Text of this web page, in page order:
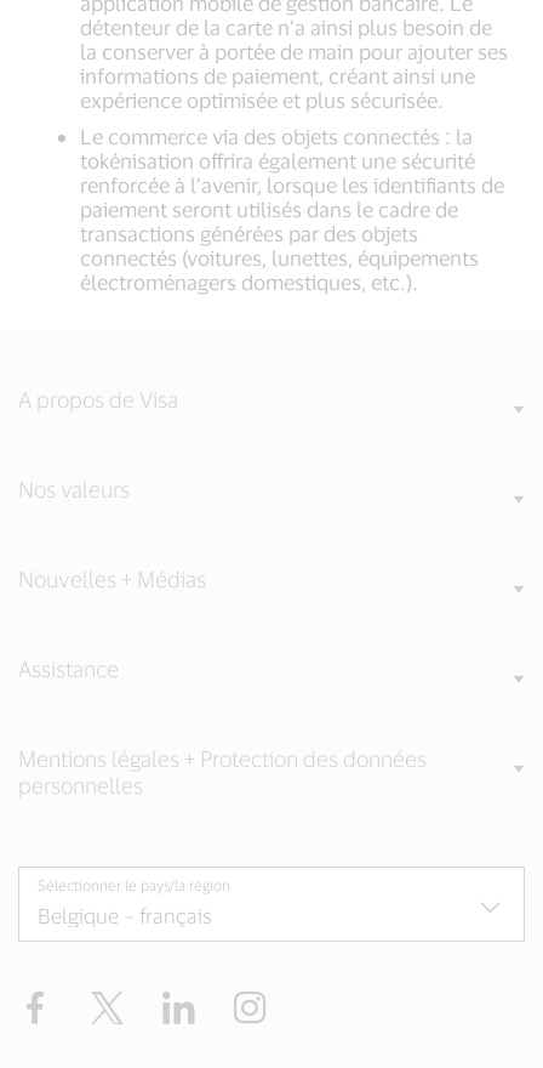
détenteur de la carte n’a ainsi plus besoin de
la conserver à portée de main pour ajouter ses
informations de paiement, créant ainsi une
expérience optimisée et plus sécurisée.
Le commerce via des objets connectés : la
tokénisation offrira également une sécurité
renforcée à l’avenir, lorsque les identifiants de
paiement seront utilisés dans le cadre de
transactions générées par des objets
connectés (voitures, lunettes, équipements
électroménagers domestiques, etc.).
A propos de Visa
Nos valeurs
Nouvelles + Médias
Assistance
Mentions légales + Protection des données
personnelles
Sélectionner le pays/la région
Facebook Twitter LinkedIn